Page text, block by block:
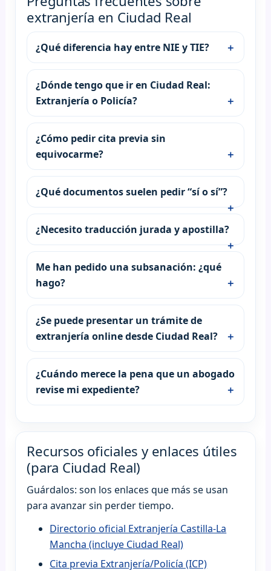
extranjería en Ciudad Real
¿Qué diferencia hay entre NIE y TIE?
¿Dónde tengo que ir en Ciudad Real:
Extranjería o Policía?
¿Cómo pedir cita previa sin
equivocarme?
¿Qué documentos suelen pedir “sí o sí”?
¿Necesito traducción jurada y apostilla?
Me han pedido una subsanación: ¿qué
hago?
¿Se puede presentar un trámite de
extranjería online desde Ciudad Real?
¿Cuándo merece la pena que un abogado
revise mi expediente?
Recursos oficiales y enlaces útiles
(para Ciudad Real)
Guárdalos: son los enlaces que más se usan
para avanzar sin perder tiempo.
Directorio oficial Extranjería Castilla-La
Mancha (incluye Ciudad Real)
Cita previa Extranjería/Policía (ICP)